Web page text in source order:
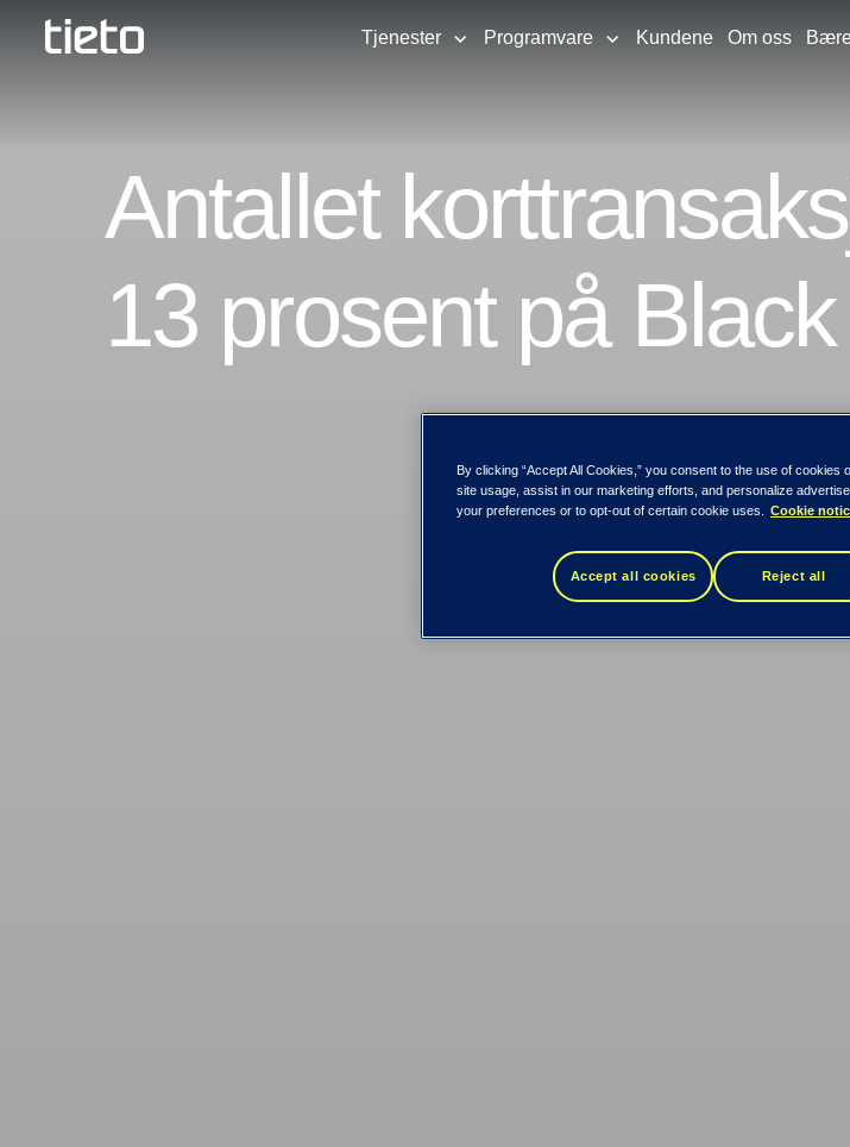
Tjenester Programvare Kundene Om oss
Antallet
13 prosent på
By clicking “Accept All Cookies,” you consent to the use of
site usage, assist in our marketing efforts, and personalize
your preferences or to opt-out of certain cookie uses.
Cookie
Accept all cookies Reject all